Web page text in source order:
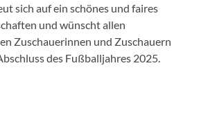
sich auf ein schönes und faires
und wünscht allen
Zuschauerinnen und Zuschauern
des Fußballjahres 2025.